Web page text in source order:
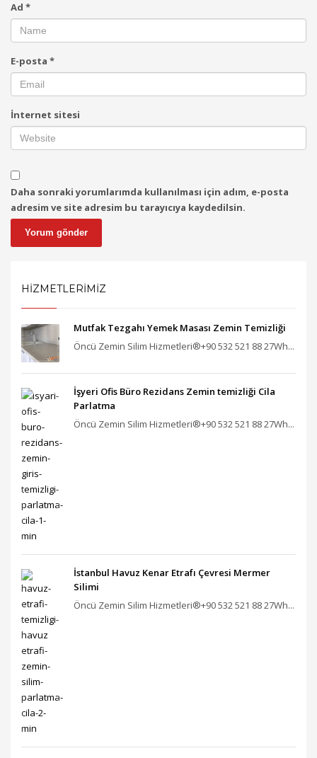
Ad *
E-posta *
İnternet sitesi
Daha sonraki yorumlarımda kullanılması için adım, e-posta
adresim ve site adresim bu tarayıcıya kaydedilsin.
HİZMETLERİMİZ
Mutfak Tezgahı Yemek Masası Zemin Temizliği
Öncü Zemin Silim Hizmetleri®+90 532 521 88 27Wh...
İşyeri Ofis Büro Rezidans Zemin temizliği Cila
Parlatma
Öncü Zemin Silim Hizmetleri®+90 532 521 88 27Wh...
İstanbul Havuz Kenar Etrafı Çevresi Mermer
Silimi
Öncü Zemin Silim Hizmetleri®+90 532 521 88 27Wh...